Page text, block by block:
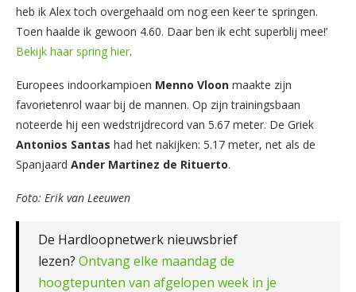
heb ik Alex toch overgehaald om nog een keer te springen.
Toen haalde ik gewoon 4.60. Daar ben ik echt superblij mee!’
Bekijk haar spring hier.
Europees indoorkampioen Menno Vloon maakte zijn
favorietenrol waar bij de mannen. Op zijn trainingsbaan
noteerde hij een wedstrijdrecord van 5.67 meter. De Griek
Antonios Santas had het nakijken: 5.17 meter, net als de
Spanjaard Ander Martinez de Rituerto.
Foto: Erik van Leeuwen
De Hardloopnetwerk nieuwsbrief
lezen? Ontvang elke maandag de
hoogtepunten van afgelopen week in je